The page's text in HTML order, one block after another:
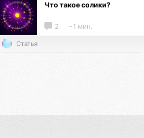
Что такое солики?
2 ~1 мин.
Статья